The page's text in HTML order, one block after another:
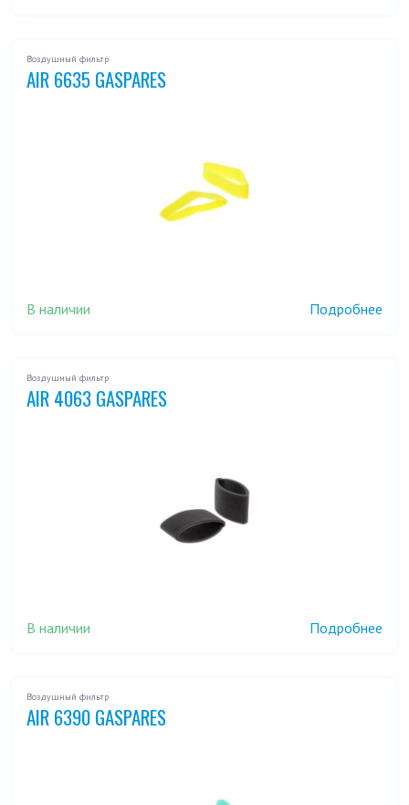
Воздушный фильтр
AIR 6635 GASPARES
В наличии Подробнее
Воздушный фильтр
AIR 4063 GASPARES
В наличии Подробнее
Воздушный фильтр
AIR 6390 GASPARES